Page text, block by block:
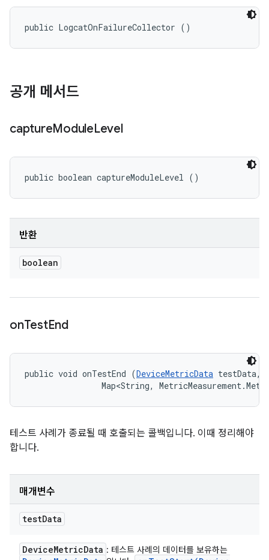
public LogcatOnFailureCollector ()
공개 메서드
captureModuleLevel
public boolean captureModuleLevel ()
반환
boolean
onTestEnd
public void onTestEnd (DeviceMetricData testData,
Map<String,
테스트 사례가 종료될 때 호출되는 콜백입니다. 이때 정리해야
합니다.
매개변수
testData
DeviceMetricData : 테스트 사례의 데이터를 보유하는